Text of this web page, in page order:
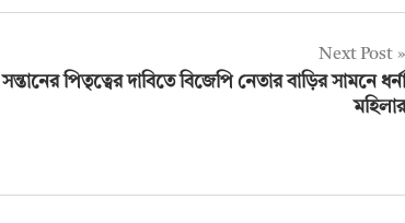
Next Post
সন্তানের পিতৃত্বের দাবিতে বিজেপি নেতার বাড়ির সামনে ধর্না
মহিলার